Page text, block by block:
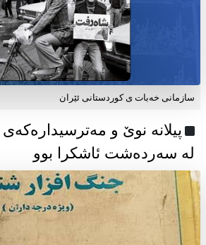
سازمانی خەبات ی كوردستانی ئێران
پیلانە نوێ و
لە سەردەشت ئاشکرا بوو